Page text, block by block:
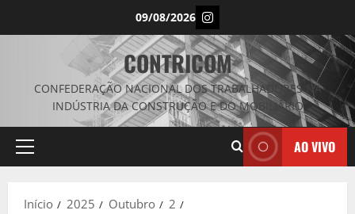
09/08/2026 Instagram
CONTRICOM
CONFEDERAÇÃO NACIONAL DOS TRABALHADORES NA
INDÚSTRIA DA CONSTRUÇÃO E DO MOBILIÁRIO
Menu
AO VIVO
Início 2025 Outubro
2